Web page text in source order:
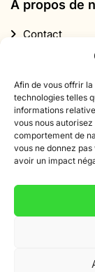
Afin de vous offrir
technologies telles
informations
vous nous
comportement de
vous ne donnez
avoir un impact
À propos de
Contact
À propos de
Partenaires
Programme
Lettre
Réduction
Abonnez-